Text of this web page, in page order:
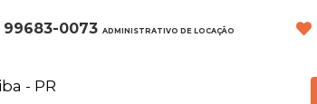
99683-0073ADMINISTRATIVO DE LOCAÇÃO
- PR